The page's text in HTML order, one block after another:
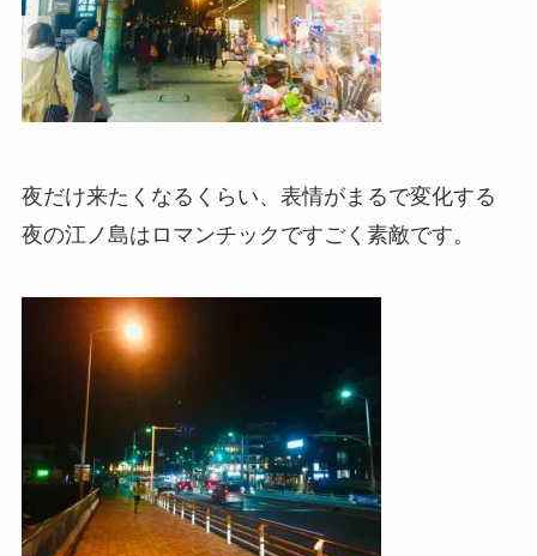
夜だけ来たくなるくらい、表情がまるで変化する
夜の江ノ島はロマンチックですごく素敵です。